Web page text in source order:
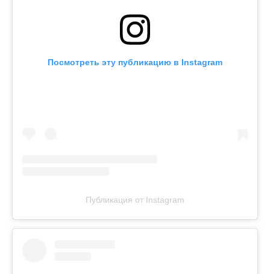
Посмотреть эту публикацию в Instagram
Публикация от Instagram